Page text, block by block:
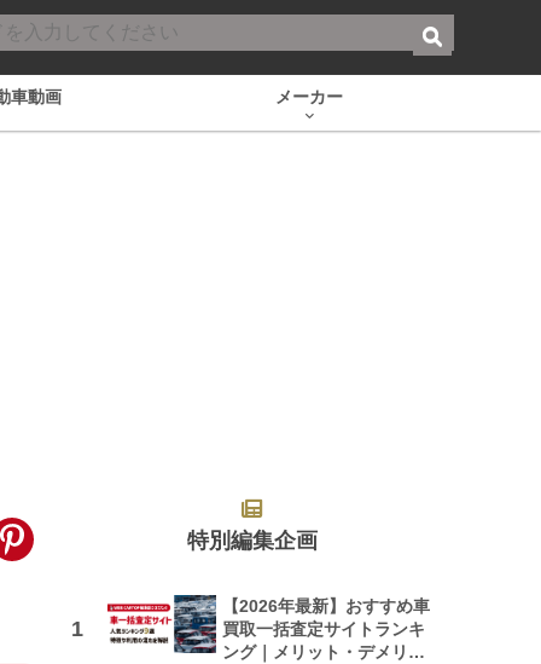
車動画 メーカー
特別編集企画
【2026年最新】おすすめ車
買取一括査定サイトランキ
ング｜メリット・デメリッ